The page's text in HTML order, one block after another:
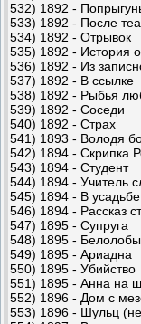
532) 1892 -
533) 1892 - После
534) 1892 - Отрывок
535) 1892 - История
536) 1892 - Из
537) 1892 - В ссылке
538) 1892 - Рыбья
539) 1892 - Соседи
540) 1892 - Страх
541) 1893 - Володя
542) 1894 - Скрипка
543) 1894 - Студент
544) 1894 - Учитель
545) 1894 - В
546) 1894 - Рассказ
547) 1895 - Супруга
548) 1895 -
549) 1895 - Ариадна
550) 1895 - Убийство
551) 1895 - Анна на
552) 1896 - Дом с
553) 1896 - Шульц